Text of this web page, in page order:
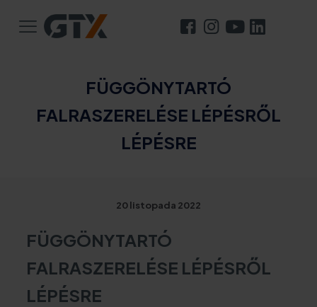
FÜGGÖNYTARTÓ
FALRASZERELÉSE LÉPÉSRŐL
LÉPÉSRE
20 listopada 2022
FÜGGÖNYTARTÓ
FALRASZERELÉSE LÉPÉSRŐL
LÉPÉSRE